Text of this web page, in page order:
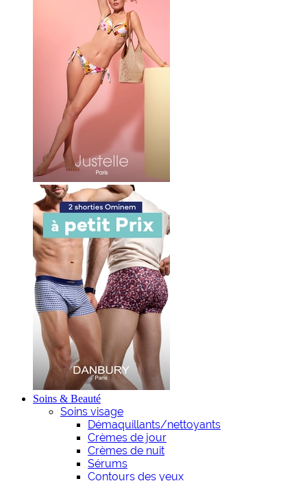
Soins & Beauté
Soins visage
Démaquillants/nettoyants
Crèmes de jour
Crèmes de nuit
Sérums
Contours des yeux